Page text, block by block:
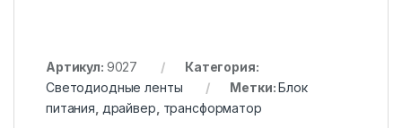
Артикул: 9027
Категория:
Светодиодные ленты
Метки:Блок
питания драйвер трансформатор